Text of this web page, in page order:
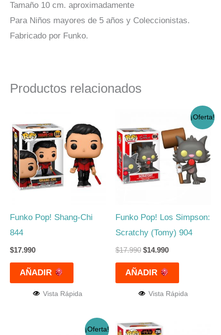
Tamaño 10 cm. aproximadamente
Para Niños mayores de 5 años y Coleccionistas.
Fabricado por Funko.
Productos relacionados
Funko Pop! Shang-Chi
844
$17.990
AÑADIR
Vista Rápida
¡Oferta!
Funko Pop! Los Simpson:
Scratchy (Tomy) 904
$17.990
original
era:
$17.990.
$14.990
actual
es:
$14.990.
AÑADIR
Vista Rápida
¡Oferta!